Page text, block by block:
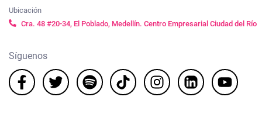
Ubicación
Cra. 48 #20-34, El Poblado, Medellín. Centro Empresarial Ciudad del Río
Síguenos